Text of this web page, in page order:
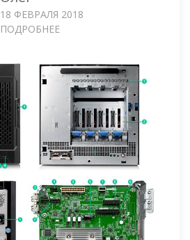
18 ФЕВРАЛЯ 2018
ПОДРОБНЕЕ
PROLIANT
MICROSERVER
GEN10